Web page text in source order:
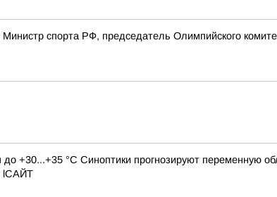
спорта РФ, председатель Олимпийского
до +30...+35 °C Синоптики прогнозируют переменную
lСАЙТ